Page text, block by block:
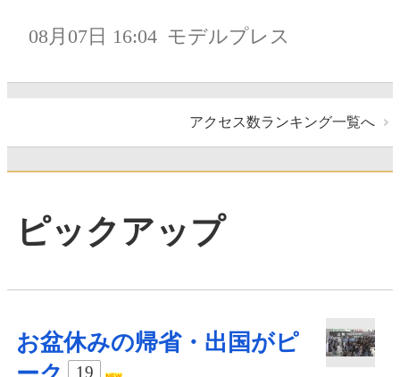
08月07日 16:04 モデルプレス
アクセス数ランキング一覧へ
ピックアップ
お盆休みの帰省・出国がピ
19